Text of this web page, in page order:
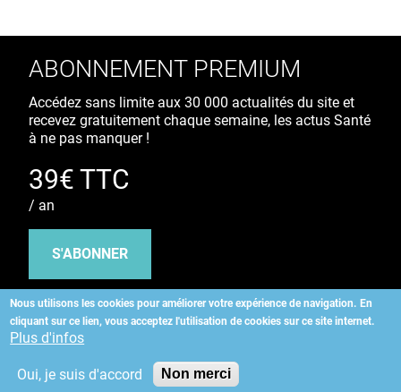
Nous utilisons les cookies pour améliorer votre expérience de navigation. En
cliquant sur ce lien, vous acceptez l'utilisation de cookies sur ce site internet.
Plus d'infos
Oui, je suis d'accord Non merci
ABONNEMENT PREMIUM
Accédez sans limite aux 30 000 actualités du site et
recevez gratuitement chaque semaine, les actus Santé
à ne pas manquer !
39€ TTC
/ an
S'ABONNER
Copyright©2026 ALLIEDHEALTH
KAURIWEB